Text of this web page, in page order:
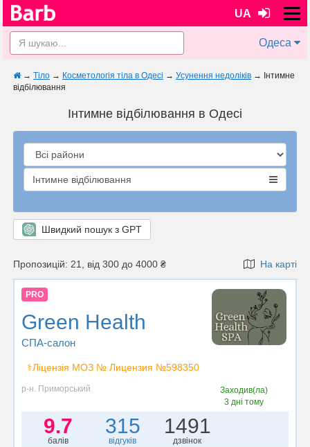
UA
Одеса
→ Тіло → Косметологія тіла в Одесі → Усунення недоліків → Інтимне
відбілювання
Інтимне відбілювання в Одесі
Інтимне відбілювання
Швидкий пошук з GPT
Пропозицій: 21, від 300 до 4000 ₴ На карті
PRO
Green Health
СПА-салон
⚕️Ліцензія МОЗ № Лицензия №598350
р-н. Приморський
Заходив(ла)
3 дні тому
9.7
балів
315
відгуків
1491
дзвінок